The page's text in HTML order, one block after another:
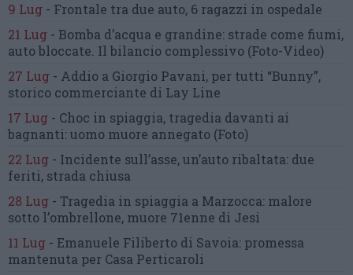
9 Lug - Frontale tra due auto, 6 ragazzi in ospedale
21 Lug - Bomba d’acqua e grandine: strade come fiumi,
auto bloccate. Il bilancio complessivo (Foto-Video)
27 Lug - Addio a Giorgio Pavani, per tutti “Bunny”,
storico commerciante di Lay Line
17 Lug - Choc in spiaggia, tragedia davanti ai
bagnanti:uomo muore annegato (Foto)
22 Lug - Incidente sull’asse, un’auto ribaltata: due
feriti, strada chiusa
28 Lug - Tragedia in spiaggia a Marzocca: malore
sotto l’ombrellone, muore 71enne di Jesi
11 Lug - Emanuele Filiberto di Savoia: promessa
mantenuta per Casa Perticaroli